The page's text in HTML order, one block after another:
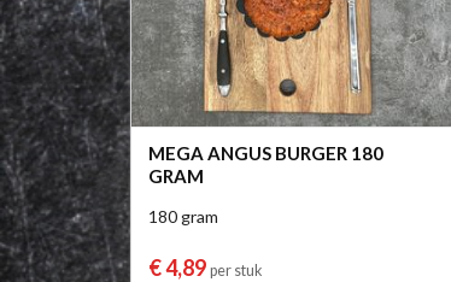
MEGA ANGUS BURGER 180
GRAM
180 gram
€ 4,89 per stuk